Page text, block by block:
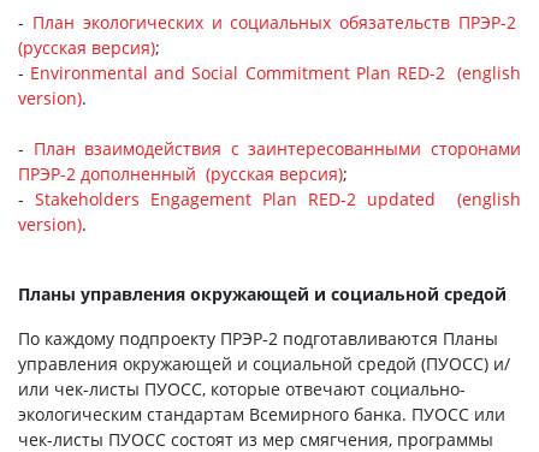
- План экологических и социальных обязательств ПРЭР-2
(русская версия);
- Environmental and Social Commitment Plan RED-2 (english
version).
- План взаимодействия с заинтересованными сторонами
ПРЭР-2 дополненный (русская версия);
- Stakeholders Engagement Plan RED-2 updated (english
version).
Планы управления окружающей и социальной средой
По каждому подпроекту ПРЭР-2 подготавливаются Планы
управления окружающей и социальной средой (ПУОСС) и/
или чек-листы ПУОСС, которые отвечают социально-
экологическим стандартам Всемирного банка. ПУОСС или
чек-листы ПУОСС состоят из мер смягчения, программы